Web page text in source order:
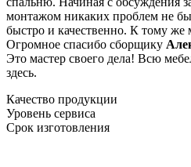
монтажом никаких проблем не
быстро и качественно. К тому же
Огромное спасибо сборщику
Это мастер своего дела! Всю
здесь.
Качество продукции
Уровень сервиса
Срок изготовления